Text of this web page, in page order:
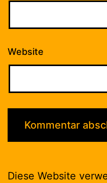
Website
Diese Website